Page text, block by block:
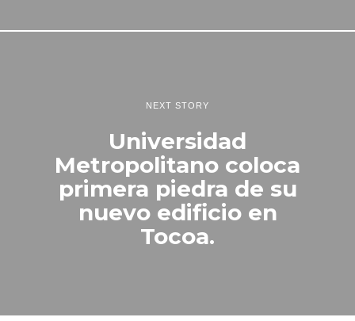
NEXT STORY
Universidad
Metropolitano coloca
primera piedra de su
nuevo edificio en
Tocoa.